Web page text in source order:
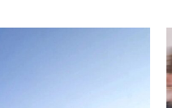
Aukce &